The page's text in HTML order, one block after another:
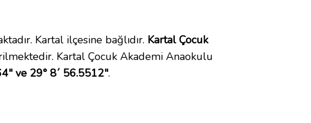
Kartal ilçesine bağlıdır. Kartal Çocuk
Kartal Çocuk Akademi Anaokulu
ve 29° 8´ 56.5512".